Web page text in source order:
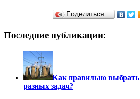
Поделиться…
Последние публикации:
Как правильно выбрать
разных задач?